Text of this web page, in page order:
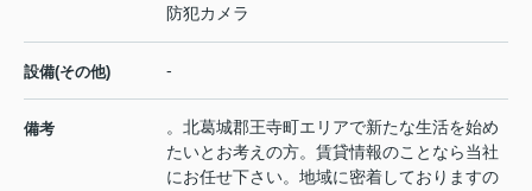
防犯カメラ
設備(その他) -
備考
。北葛城郡王寺町エリアで新たな生活を始め
たいとお考えの方。賃貸情報のことなら当社
にお任せ下さい。地域に密着しておりますの